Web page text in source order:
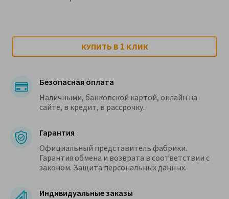
КУПИТЬ В 1 КЛИК
Безопасная оплата
Наличными, банковской картой, онлайн на
сайте, в кредит, в рассрочку.
Гарантия
Официальный представитель фабрики.
Гарантия обмена и возврата в соответствии с
законом. Защита персональных данных.
Индивидуальные заказы